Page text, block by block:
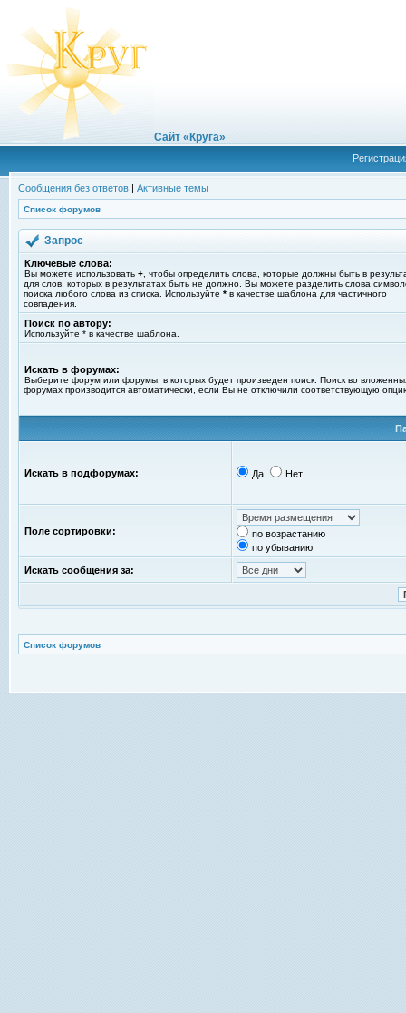
Сайт «Круга»
Сообщения без ответов | Активные темы
Список форумов
Запрос
Ключевые слова:
Вы можете использовать + , чтобы определить слова, которые должны быть в
для слов, которых в результатах быть не должно. Вы можете разделить слова
поиска любого слова из списка. Используйте * в качестве шаблона для частичного
совпадения.
Поиск по автору:
Используйте * в качестве шаблона.
Искать в форумах:
Выберите форум или форумы, в которых будет произведен поиск. Поиск во
форумах производится автоматически, если Вы не отключили соответствующую
Искать в подфорумах: Да Нет
Поле сортировки:
по возрастанию
по убыванию
Искать сообщения за:
Список форумов